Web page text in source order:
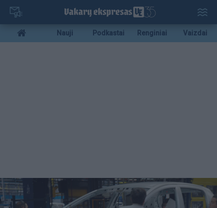
Pereiti
pagrindinį
turinį
Mobile
menu
Nauji Podkastai Renginiai Vaizdai